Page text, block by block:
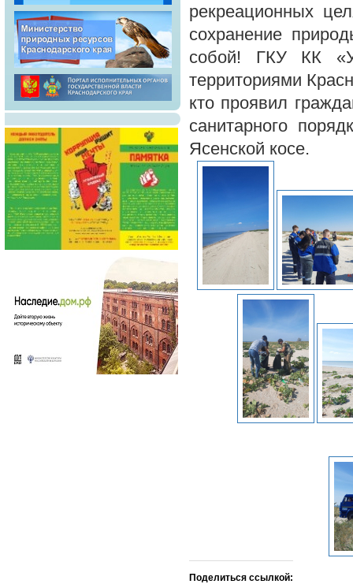
рекреационных
сохранение
собой! ГКУ КК
территориями
кто проявил
санитарного
Ясенской косе.
Поделиться ссылкой: